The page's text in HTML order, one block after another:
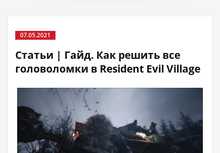
07.05.2021
Статьи | Гайд. Как решить все
головоломки в Resident Evil Village